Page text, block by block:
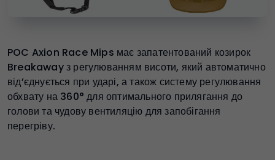
POC Axion Race Mips має запатентований козирок
Breakaway з регулюванням висоти, який автоматично
від’єднується при ударі, а також систему регулювання
обхвату на 360° для оптимального прилягання до
голови та чудову вентиляцію для запобігання
перегріву.